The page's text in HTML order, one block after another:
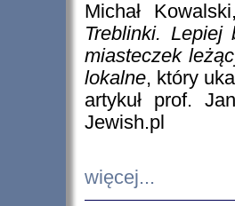
Michał
Treblinki. Lepiej
miasteczek
lokalne, który
artykuł prof.
Jewish.pl
więcej...